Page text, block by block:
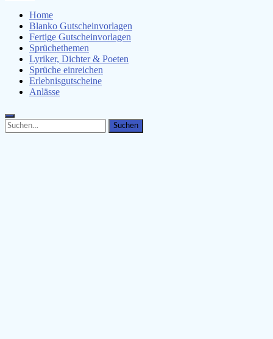
Home
Blanko Gutscheinvorlagen
Fertige Gutscheinvorlagen
Sprüchethemen
Lyriker, Dichter & Poeten
Sprüche einreichen
Erlebnisgutscheine
Anlässe
Search
for:
Search